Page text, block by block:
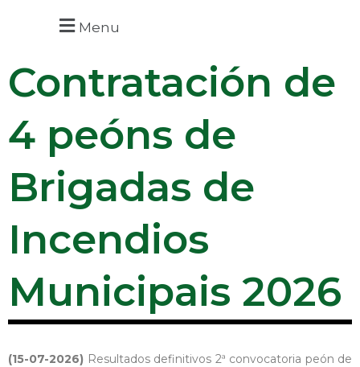
Menu
Contratación de
4 peóns de
Brigadas de
Incendios
Municipais 2026
(15-07-2026) Resultados definitivos 2ª convocatoria peón de